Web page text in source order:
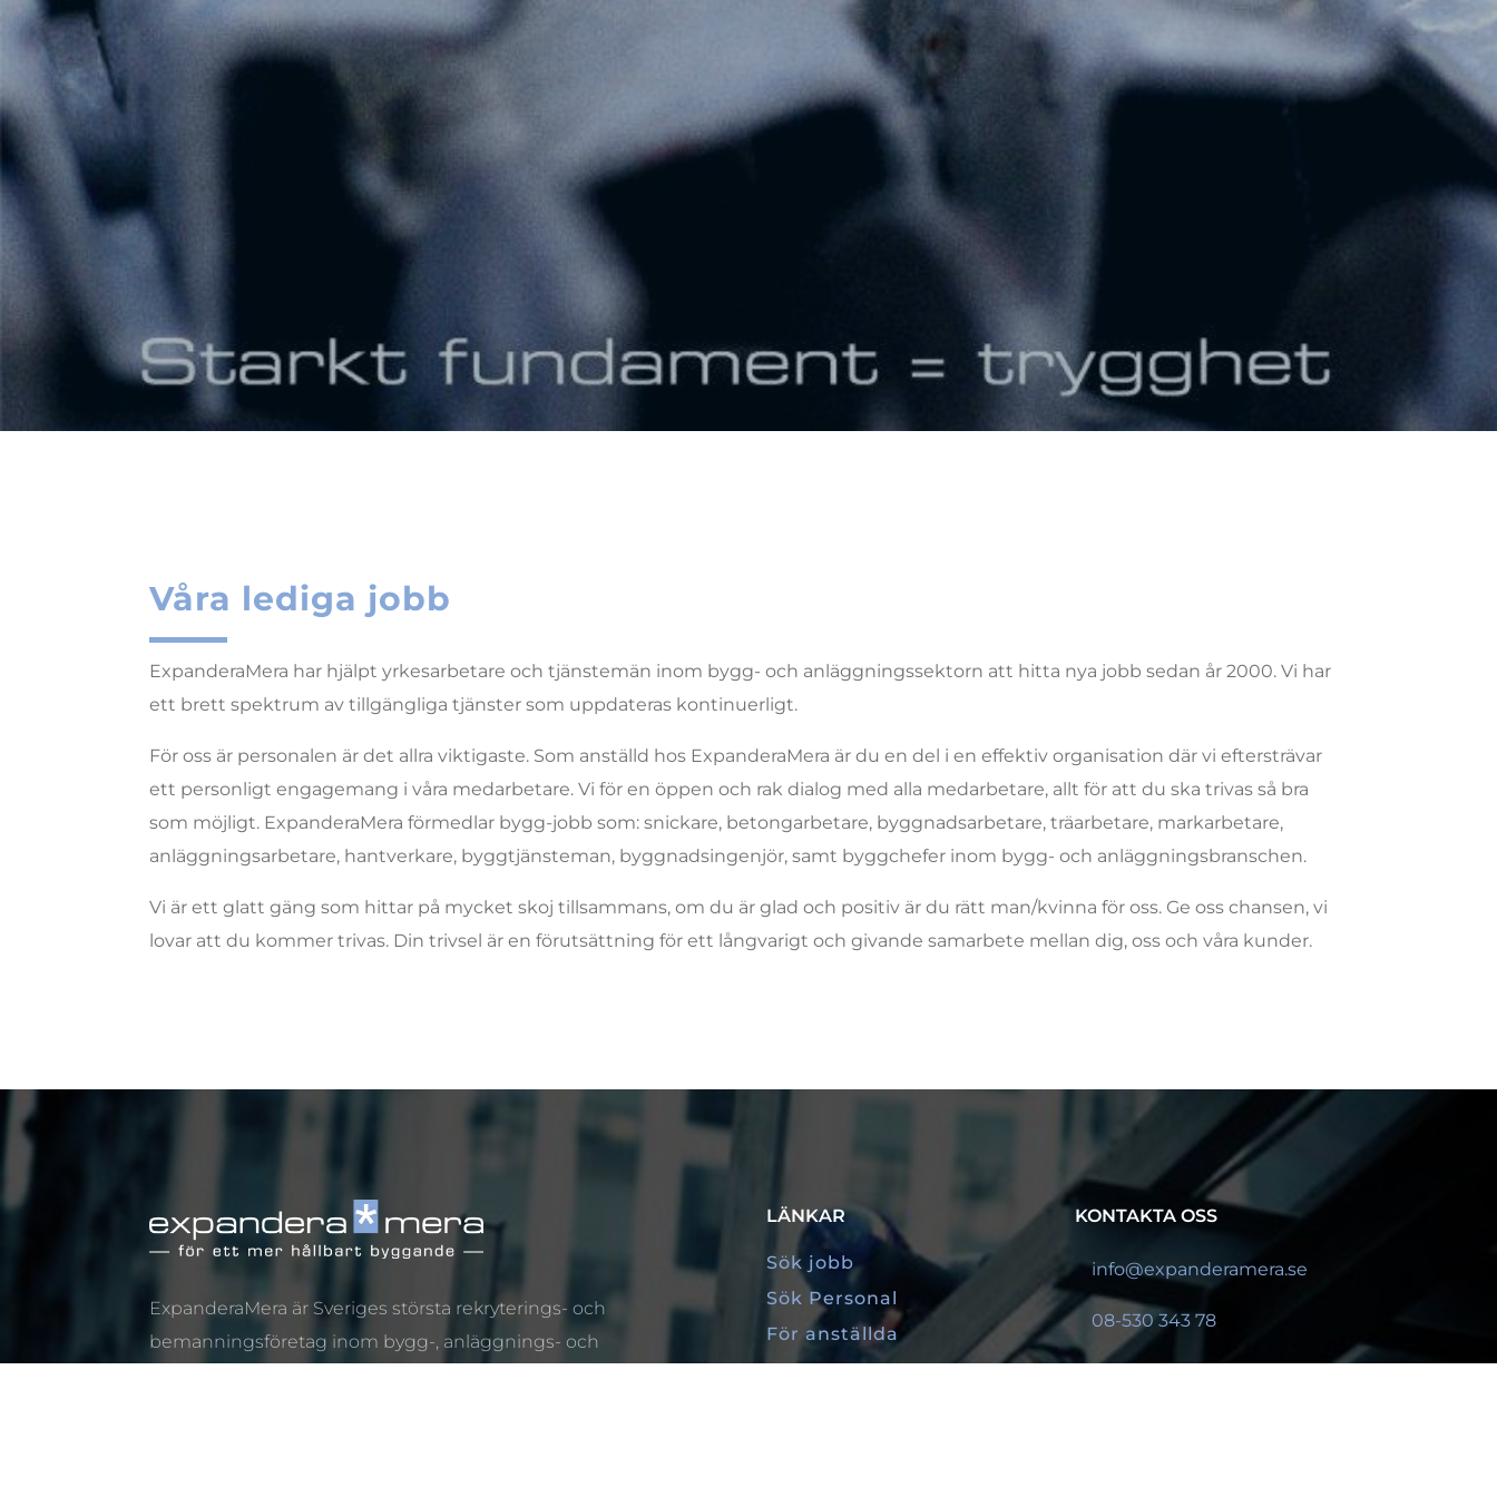
Våra lediga jobb
ExpanderaMera har hjälpt yrkesarbetare och tjänstemän inom bygg- och anläggningssektorn att hitta nya jobb sedan år 2000. Vi har
ett brett spektrum av tillgängliga tjänster som uppdateras kontinuerligt.
För oss är personalen är det allra viktigaste. Som anställd hos ExpanderaMera är du en del i en effektiv organisation där vi eftersträvar
ett personligt engagemang i våra medarbetare. Vi för en öppen och rak dialog med alla medarbetare, allt för att du ska trivas så bra
som möjligt. ExpanderaMera förmedlar bygg-jobb som: snickare, betongarbetare, byggnadsarbetare, träarbetare, markarbetare,
anläggningsarbetare, hantverkare, byggtjänsteman, byggnadsingenjör, samt byggchefer inom bygg- och anläggningsbranschen.
Vi är ett glatt gäng som hittar på mycket skoj tillsammans, om du är glad och positiv är du rätt man/kvinna för oss. Ge oss chansen, vi
lovar att du kommer trivas. Din trivsel är en förutsättning för ett långvarigt och givande samarbete mellan dig, oss och våra kunder.
ExpanderaMera är Sveriges största rekryterings- och
bemanningsföretag inom bygg-, anläggnings- och
LÄNKAR
Sök jobb
Sök Personal
För anställda
KONTAKTA OSS
info@expanderamera.se
08-530 343 78